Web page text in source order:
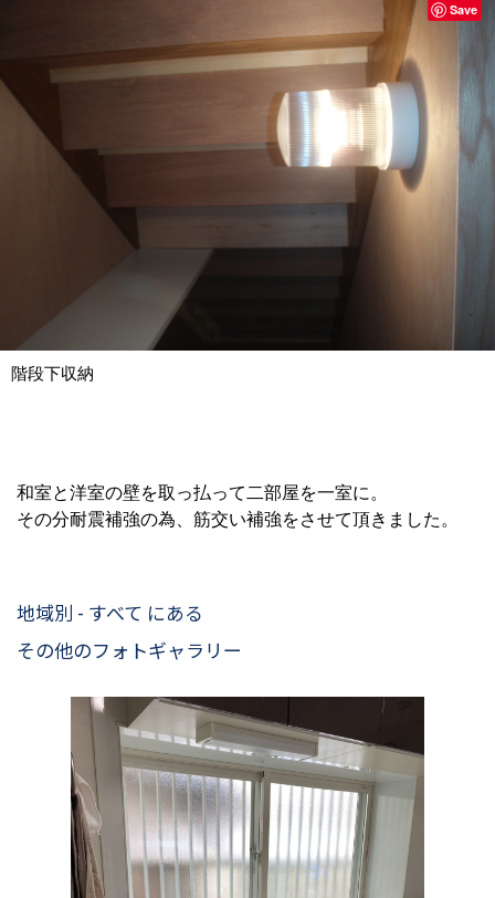
階段下収納
Save
和室と洋室の壁を取っ払って二部屋を一室に。
その分耐震補強の為、筋交い補強をさせて頂きました。
地域別 - すべて にある
その他のフォトギャラリー